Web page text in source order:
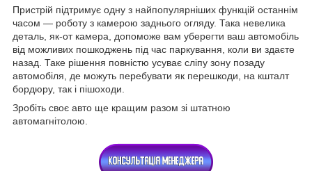
Пристрій підтримує одну з найпопулярніших функцій останнім
часом — роботу з камерою заднього огляду. Така невелика
деталь, як-от камера, допоможе вам уберегти ваш автомобіль
від можливих пошкоджень під час паркування, коли ви здаєте
назад. Таке рішення повністю усуває сліпу зону позаду
автомобіля, де можуть перебувати як перешкоди, на кшталт
бордюру, так і пішоходи.
Зробіть своє авто ще кращим разом зі штатною
автомагнітолою.